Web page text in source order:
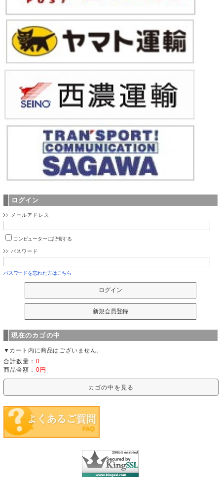
ログイン
メールアドレス
コンピューターに記憶する
パスワード
パスワードを忘れた方はこちら
現在のカゴの中
▼カート内に商品はございません。
合計数量： 0
商品金額： 0円
カゴの中を見る